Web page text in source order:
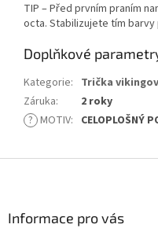
TIP – Před prvním praním
octa. Stabilizujete tím barvy
Doplňkové
Kategorie: Trička
Záruka:
2 roky
? MOTIV: CELOPLOŠNÝ
Informace pro vás